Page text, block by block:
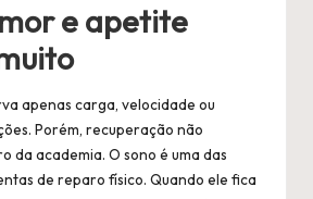
e apetite
apenas carga, velocidade ou
Porém, recuperação não
da academia. O sono é uma das
de reparo físico. Quando ele fica